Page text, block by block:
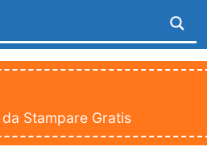
Stampare Gratis